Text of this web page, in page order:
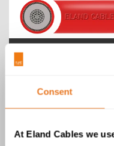
Consent
At Eland Cables we
Condutor de Alumínio
XLPE e PVC - Cabo de